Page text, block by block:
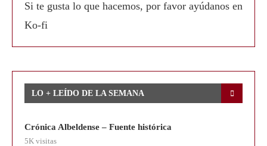
Si te gusta lo que hacemos, por favor ayúdanos en
Ko-fi
LO + LEÍDO DE LA SEMANA
Crónica Albeldense – Fuente histórica
5K visitas